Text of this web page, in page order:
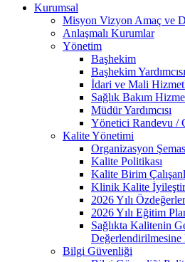
Kurumsal
Misyon Vizyon Amaç ve
Anlaşmalı Kurumlar
Yönetim
Başhekim
Başhekim Yardımcısı
İdari ve Mali
Sağlık Bakım
Müdür Yardımcısı
Yönetici Randevu /
Kalite Yönetimi
Organizasyon
Kalite Politikası
Kalite Birim
Klinik Kalite
2026 Yılı
2026 Yılı Eğitim
Sağlıkta Kalitenin
Bilgi Güvenliği